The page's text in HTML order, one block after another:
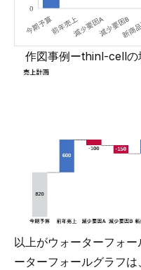
作図事例ーthinl-cellの
以上がウォーターフォ
ーターフォールグラフ